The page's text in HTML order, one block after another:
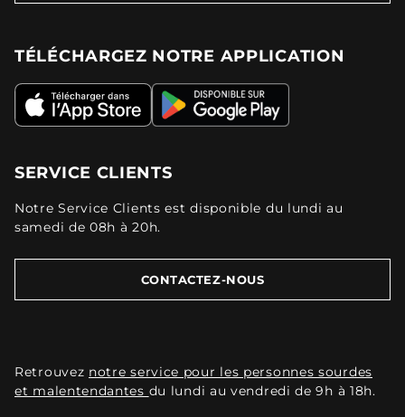
TÉLÉCHARGEZ NOTRE APPLICATION
SERVICE CLIENTS
Notre Service Clients est disponible du lundi au
samedi de 08h à 20h.
CONTACTEZ-NOUS
Retrouvez notre service pour les personnes sourdes
et malentendantes du lundi au vendredi de 9h à 18h.